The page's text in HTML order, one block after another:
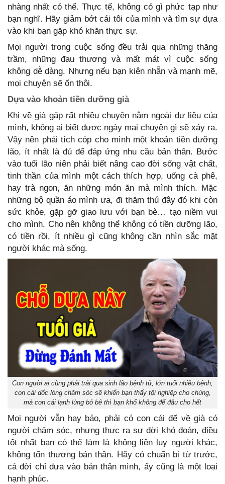
nhàng nhất có thể. Thực tế, không có gì phức tạp như
bạn nghĩ. Hãy giảm bớt cái tôi của mình và tìm sự dựa
vào khi bạn gặp khó khăn thực sự.
Mọi người trong cuộc sống đều trải qua những thăng
trầm, những đau thương và mất mát vì cuộc sống
không dễ dàng. Nhưng nếu bạn kiên nhẫn và mạnh mẽ,
mọi chuyện sẽ ổn thôi.
Dựa vào khoản tiền dưỡng già
Khi về già gặp rất nhiều chuyện nằm ngoài dự liệu của
mình, không ai biết được ngày mai chuyện gì sẽ xảy ra.
Vậy nên phải tích cóp cho mình một khoản tiền dưỡng
lão, ít nhất là đủ để đáp ứng nhu cầu bản thân. Bước
vào tuổi lão niên phải biết nâng cao đời sống vật chất,
tinh thần của mình một cách thích hợp, uống cà phê,
hay trà ngon, ăn những món ăn mà mình thích. Mặc
những bộ quần áo mình ưa, đi thăm thú đây đó khi còn
sức khỏe, gặp gỡ giao lưu với bạn bè… tạo niềm vui
cho mình. Cho nên không thể không có tiền dưỡng lão,
có tiền rồi, ít nhiều gì cũng không cần nhìn sắc mặt
người khác mà sống.
Con người ai cũng phải trải qua sinh lão bệnh tử, lớn tuổi nhiều bệnh,
con cái dốc lòng chăm sóc sẽ khiến bạn thấy tội nghiệp cho chúng,
mà con cái lạnh lùng bỏ bê thì bạn khổ không để đâu cho hết
Mọi người vẫn hay bảo, phải có con cái để về già có
người chăm sóc, nhưng thực ra sự đời khó đoán, điều
tốt nhất bạn có thể làm là không liên lụy người khác,
không tổn thương bản thân. Hãy có chuẩn bị từ trước,
cả đời chỉ dựa vào bản thân mình, ấy cũng là một loại
hạnh phúc.